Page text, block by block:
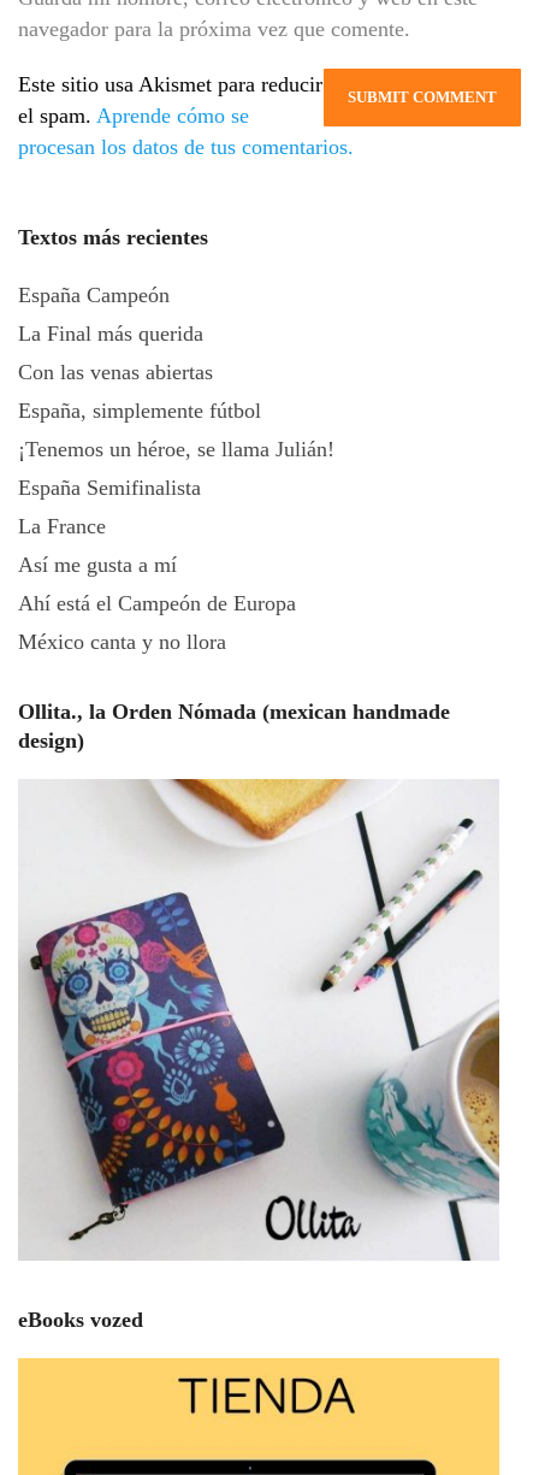
navegador para la próxima vez que comente.
Este sitio usa Akismet para reducir
el spam. Aprende cómo se
procesan los datos de tus comentarios.
Textos más recientes
España Campeón
La Final más querida
Con las venas abiertas
España, simplemente fútbol
¡Tenemos un héroe, se llama Julián!
España Semifinalista
La France
Así me gusta a mí
Ahí está el Campeón de Europa
México canta y no llora
Ollita., la Orden Nómada (mexican handmade
design)
eBooks vozed